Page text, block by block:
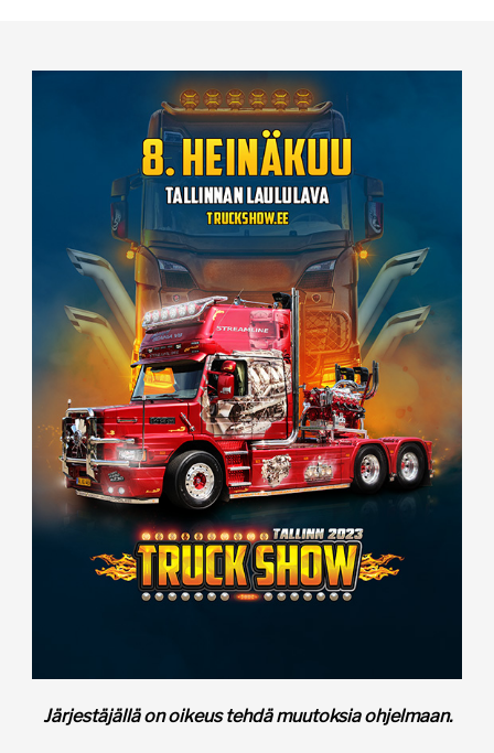
Järjestäjällä on oikeus tehdä muutoksia ohjelmaan.